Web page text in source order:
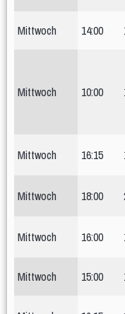
Mittwoch 14:00
Mittwoch 10:00
Mittwoch 16:15
Mittwoch 18:00
Mittwoch 16:00
Mittwoch 15:00